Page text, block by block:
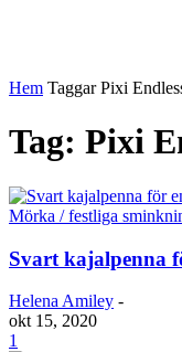
Hem Taggar Pixi
Tag: Pixi
Mörka / festliga
Svart kajalpenna
Helena Amiley -
okt 15, 2020
1